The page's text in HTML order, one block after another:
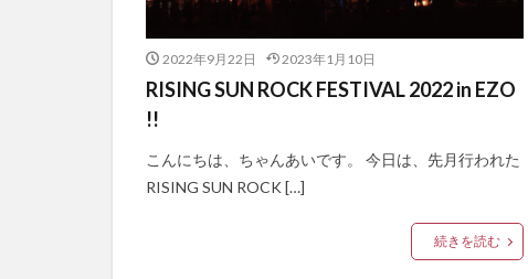
2022年9月22日 2023年1月10日
RISING SUN ROCK FESTIVAL 2022 in EZO
!!
こんにちは、ちゃんあいです。 今日は、先月行われた
RISING SUN ROCK […]
続きを読む